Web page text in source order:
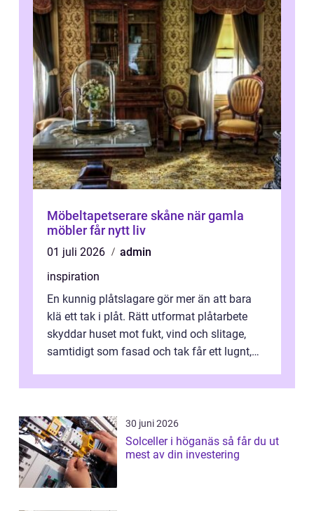
Möbeltapetserare skåne när gamla
möbler får nytt liv
01 juli 2026
admin
inspiration
En kunnig plåtslagare gör mer än att bara
klä ett tak i plåt. Rätt utformat plåtarbete
skyddar huset mot fukt, vind och slitage,
samtidigt som fasad och tak får ett lugnt,
30 juni 2026
Solceller i höganäs så får du ut
mest av din investering